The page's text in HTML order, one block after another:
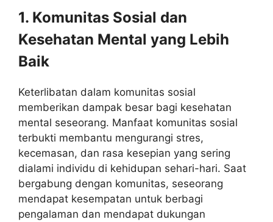
1. Komunitas Sosial dan
Kesehatan Mental yang Lebih
Baik
Keterlibatan dalam komunitas sosial
memberikan dampak besar bagi kesehatan
mental seseorang. Manfaat komunitas sosial
terbukti membantu mengurangi stres,
kecemasan, dan rasa kesepian yang sering
dialami individu di kehidupan sehari-hari. Saat
bergabung dengan komunitas, seseorang
mendapat kesempatan untuk berbagi
pengalaman dan mendapat dukungan